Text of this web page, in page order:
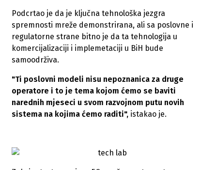
Podcrtao je da je ključna tehnološka jezgra
spremnosti mreže demonstrirana, ali sa poslovne i
regulatorne strane bitno je da ta tehnologija u
komercijalizaciji i implemetaciji u BiH bude
samoodrživa.
"Ti poslovni modeli nisu nepoznanica za druge
operatore i to je tema kojom ćemo se baviti
narednih mjeseci u svom razvojnom putu novih
sistema na kojima ćemo raditi", istakao je.